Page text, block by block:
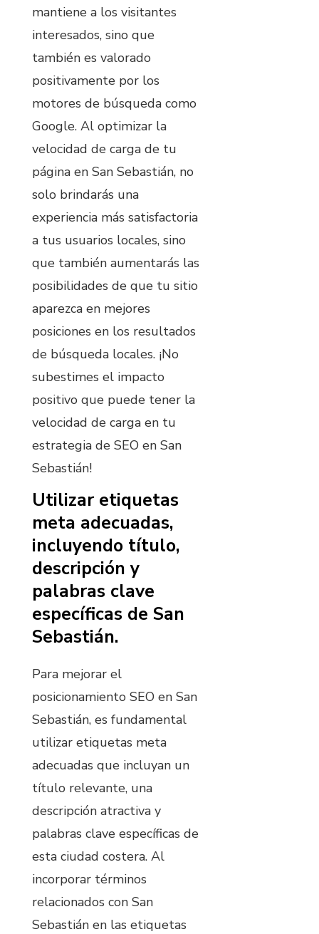
mantiene a los visitantes
interesados, sino que
también es valorado
positivamente por los
motores de búsqueda como
Google. Al optimizar la
velocidad de carga de tu
página en San Sebastián, no
solo brindarás una
experiencia más satisfactoria
a tus usuarios locales, sino
que también aumentarás las
posibilidades de que tu sitio
aparezca en mejores
posiciones en los resultados
de búsqueda locales. ¡No
subestimes el impacto
positivo que puede tener la
velocidad de carga en tu
estrategia de SEO en San
Sebastián!
Utilizar etiquetas
meta adecuadas,
incluyendo título,
descripción y
palabras clave
específicas de San
Sebastián.
Para mejorar el
posicionamiento SEO en San
Sebastián, es fundamental
utilizar etiquetas meta
adecuadas que incluyan un
título relevante, una
descripción atractiva y
palabras clave específicas de
esta ciudad costera. Al
incorporar términos
relacionados con San
Sebastián en las etiquetas